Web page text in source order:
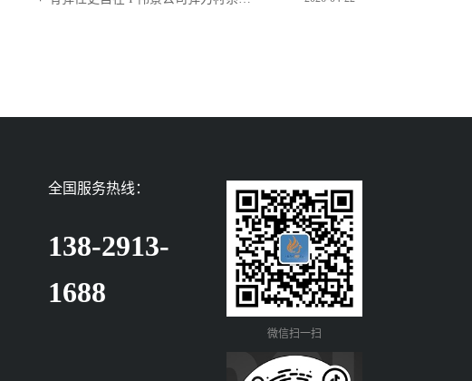
全国服务热线：
138-2913-
1688
微信扫一扫